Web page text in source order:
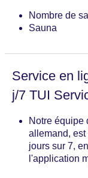
Nombre de
Sauna
Service en
j/7 TUI
Notre équipe
allemand, est
jours sur 7,
l'application